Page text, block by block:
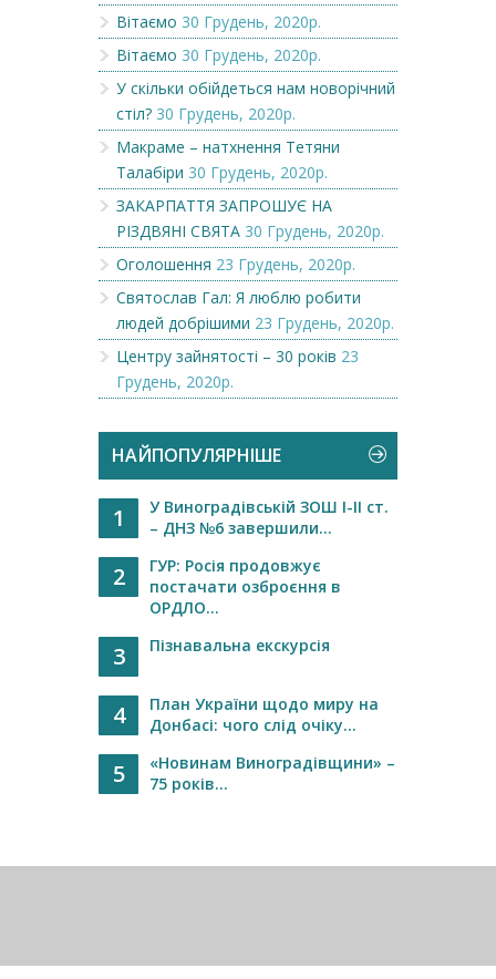
Вітаємо 30 Грудень, 2020р.
Вітаємо 30 Грудень, 2020р.
У скільки обійдеться нам новорічний
стіл? 30 Грудень, 2020р.
Макраме – натхнення Тетяни
Талабіри 30 Грудень, 2020р.
ЗАКАРПАТТЯ ЗАПРОШУЄ НА
РІЗДВЯНІ СВЯТА 30 Грудень, 2020р.
Оголошення 23 Грудень, 2020р.
Святослав Гал: Я люблю робити
людей добрішими 23 Грудень, 2020р.
Центру зайнятості – 30 років 23
Грудень, 2020р.
НАЙПОПУЛЯРНІШЕ
1
У Виноградівській ЗОШ І-ІІ ст.
– ДНЗ №6 завершили...
2
ГУР: Росія продовжує
постачати озброєння в
ОРДЛО...
3 Пізнавальна екскурсія
4
План України щодо миру на
Донбасі: чого слід очіку...
5
«Новинам Виноградівщини» –
75 років...